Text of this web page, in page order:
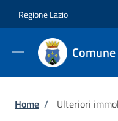
Regione Lazio
Briciole di
Home / Ulteriori